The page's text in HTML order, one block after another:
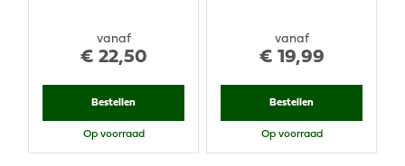
vanaf
€ 22,50
Bestellen
Op voorraad
vanaf
€ 19,99
Bestellen
Op voorraad